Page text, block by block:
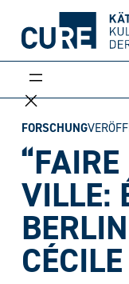
Inhalt
FORSCHUNG
VILLE: